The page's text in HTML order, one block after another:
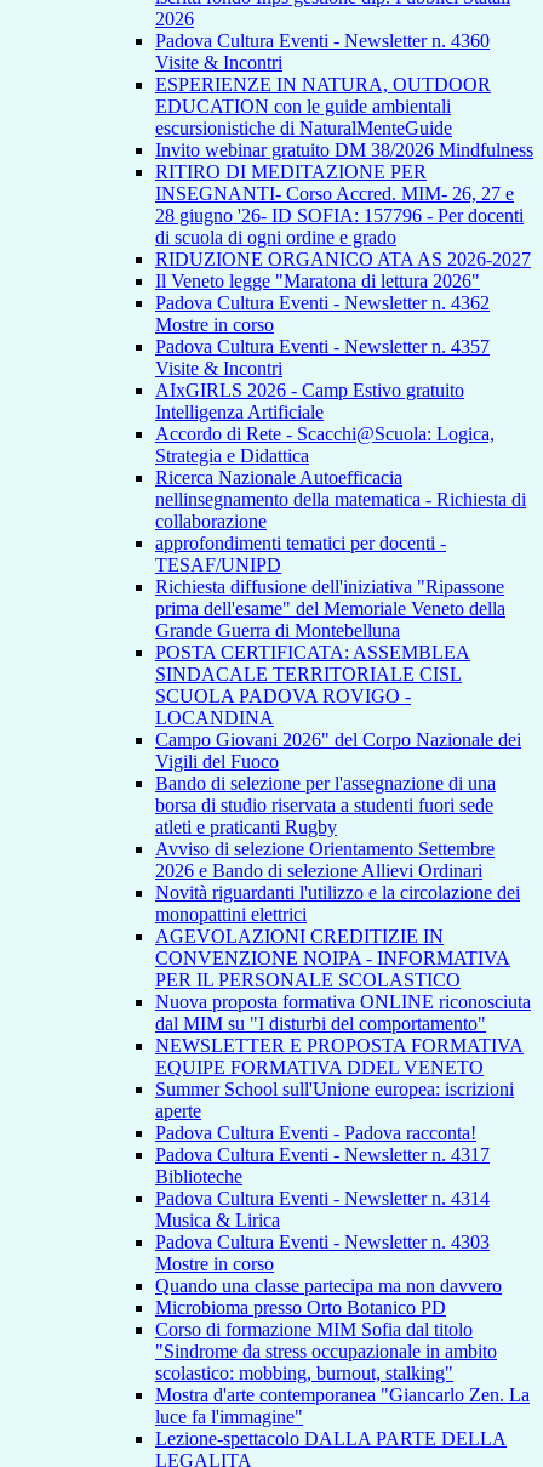
2026
Padova Cultura Eventi - Newsletter n. 4360
Visite & Incontri
ESPERIENZE IN NATURA, OUTDOOR
EDUCATION con le guide ambientali
escursionistiche di NaturalMenteGuide
Invito webinar gratuito DM 38/2026 Mindfulness
RITIRO DI MEDITAZIONE PER
INSEGNANTI- Corso Accred. MIM- 26, 27 e
28 giugno '26- ID SOFIA: 157796 - Per docenti
di scuola di ogni ordine e grado
RIDUZIONE ORGANICO ATA AS 2026-2027
Il Veneto legge "Maratona di lettura 2026"
Padova Cultura Eventi - Newsletter n. 4362
Mostre in corso
Padova Cultura Eventi - Newsletter n. 4357
Visite & Incontri
AIxGIRLS 2026 - Camp Estivo gratuito
Intelligenza Artificiale
Accordo di Rete - Scacchi@Scuola: Logica,
Strategia e Didattica
Ricerca Nazionale Autoefficacia
nellinsegnamento della matematica - Richiesta di
collaborazione
approfondimenti tematici per docenti -
TESAF/UNIPD
Richiesta diffusione dell'iniziativa "Ripassone
prima dell'esame" del Memoriale Veneto della
Grande Guerra di Montebelluna
POSTA CERTIFICATA: ASSEMBLEA
SINDACALE TERRITORIALE CISL
SCUOLA PADOVA ROVIGO -
LOCANDINA
Campo Giovani 2026" del Corpo Nazionale dei
Vigili del Fuoco
Bando di selezione per l'assegnazione di una
borsa di studio riservata a studenti fuori sede
atleti e praticanti Rugby
Avviso di selezione Orientamento Settembre
2026 e Bando di selezione Allievi Ordinari
Novità riguardanti l'utilizzo e la circolazione dei
monopattini elettrici
AGEVOLAZIONI CREDITIZIE IN
CONVENZIONE NOIPA - INFORMATIVA
PER IL PERSONALE SCOLASTICO
Nuova proposta formativa ONLINE riconosciuta
dal MIM su "I disturbi del comportamento"
NEWSLETTER E PROPOSTA FORMATIVA
EQUIPE FORMATIVA DDEL VENETO
Summer School sull'Unione europea: iscrizioni
aperte
Padova Cultura Eventi - Padova racconta!
Padova Cultura Eventi - Newsletter n. 4317
Biblioteche
Padova Cultura Eventi - Newsletter n. 4314
Musica & Lirica
Padova Cultura Eventi - Newsletter n. 4303
Mostre in corso
Quando una classe partecipa ma non davvero
Microbioma presso Orto Botanico PD
Corso di formazione MIM Sofia dal titolo
"Sindrome da stress occupazionale in ambito
scolastico: mobbing, burnout, stalking"
Mostra d'arte contemporanea "Giancarlo Zen. La
luce fa l'immagine"
Lezione-spettacolo DALLA PARTE DELLA
LEGALITA